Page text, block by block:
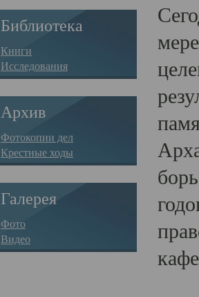
Библиотека
Книги
Исследования
Архив
Фотокопии дел
Крестные ходы
Галерея
Фото
Видео